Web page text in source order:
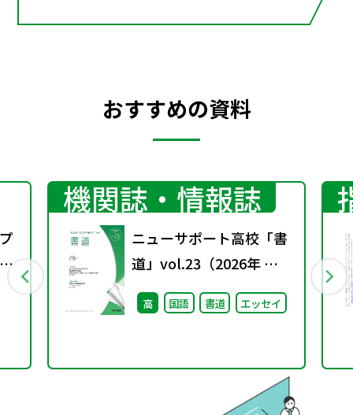
おすすめの資料
機関誌・情報誌
ニューサポート高校「書
道」vol.23（2026年 春
号）
高 国語 書道 エッセイ